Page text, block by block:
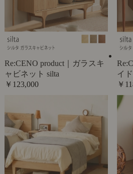
Re:CENO product｜ガラスキ
ャビネット silta
￥123,000
イ
￥